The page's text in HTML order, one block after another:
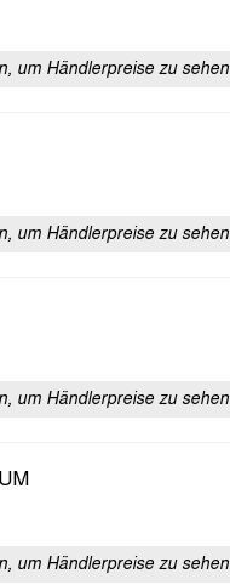
um Händlerpreise zu sehen
um Händlerpreise zu sehen
um Händlerpreise zu sehen
um Händlerpreise zu sehen